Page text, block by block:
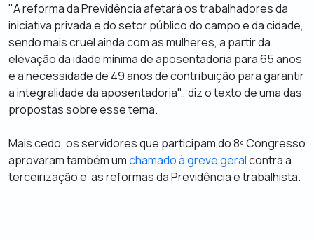
"A reforma da Previdência afetará os trabalhadores da
iniciativa privada e do setor público do campo e da cidade,
sendo mais cruel ainda com as mulheres, a partir da
elevação da idade mínima de aposentadoria para 65 anos
e a necessidade de 49 anos de contribuição para garantir
a integralidade da aposentadoria"., diz o texto de uma das
propostas sobre esse tema.
Mais cedo, os servidores que participam do 8º Congresso
aprovaram também umchamado à greve geralcontra a
terceirização e as reformas da Previdência e trabalhista.